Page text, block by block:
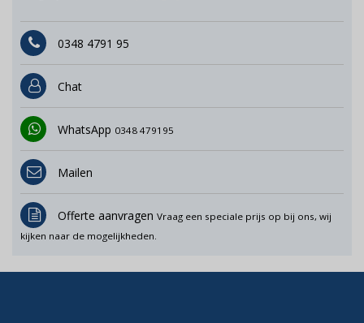
0348 4791 95
Chat
WhatsApp 0348 479195
Mailen
Offerte aanvragen Vraag een speciale prijs op bij ons, wij
kijken naar de mogelijkheden.